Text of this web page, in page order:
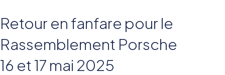
Retour en fanfare pour le
Rassemblement Porsche
16 et 17 mai 2025